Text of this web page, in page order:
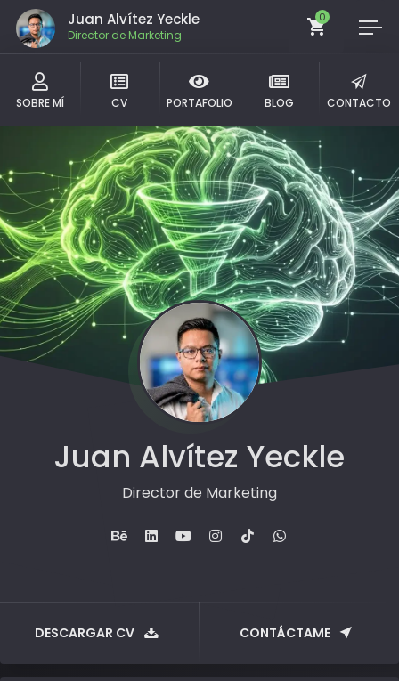
Juan Alvítez Yeckle
Director de Marketing
0
SOBRE MÍ CV PORTAFOLIO BLOG CONTACTO
Juan Alvítez Yeckle
Director de Marketing
DESCARGAR CV CONTÁCTAME